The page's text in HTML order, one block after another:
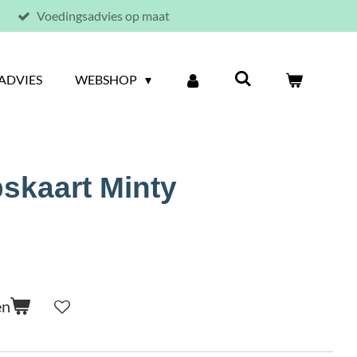
Voedingsadvies op maat
WEBSHOP
Minty